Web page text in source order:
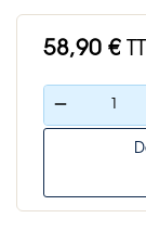
58,90 €
remove